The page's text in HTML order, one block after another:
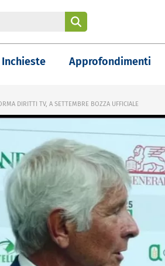
Inchieste Approfondimenti
DIRITTI TV, A SETTEMBRE BOZZA UFFICIALE